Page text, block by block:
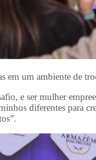
em um ambiente de
e ser mulher
diferentes para